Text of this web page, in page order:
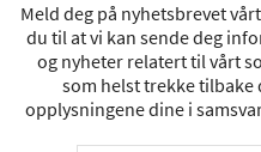
Meld deg på nyhetsbrevet
du til at vi kan sende deg
og nyheter relatert til vårt
som helst trekke tilbake
opplysningene dine i